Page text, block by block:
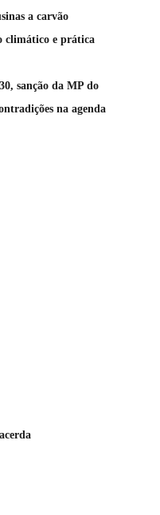
a carvão
climático e prática
sanção da MP do
na agenda